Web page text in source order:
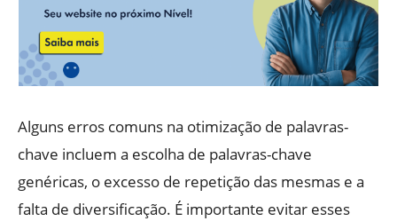
Alguns erros comuns na otimização de palavras-
chave incluem a escolha de palavras-chave
genéricas, o excesso de repetição das mesmas e a
falta de diversificação. É importante evitar esses